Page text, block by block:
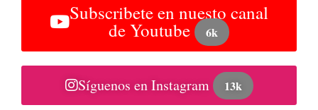
Subscribete en nuesto canal
de Youtube 6k
Síguenos en Instagram 13k